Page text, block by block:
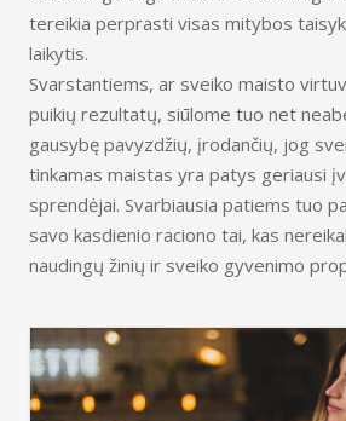
tereikia perprasti visas mitybos
laikytis.
Svarstantiems, ar sveiko maisto
puikių rezultatų, siūlome tuo net
gausybę pavyzdžių, įrodančių, jog
tinkamas maistas yra patys geriausi
sprendėjai. Svarbiausia patiems tuo
savo kasdienio raciono tai, kas
naudingų žinių ir sveiko gyvenimo